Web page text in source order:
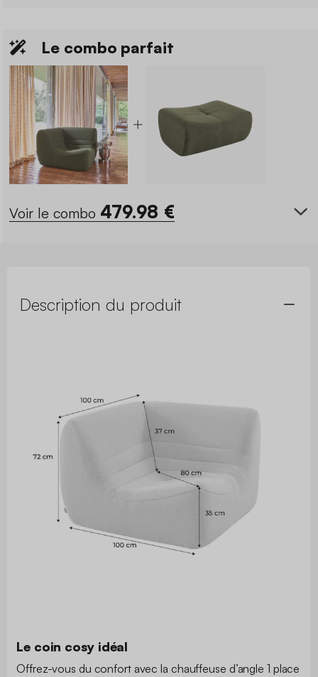
Le combo parfait
Voir le combo 479.98 €
Description du produit
Le coin cosy idéal
Offrez-vous du confort avec la chauffeuse d’angle 1 place